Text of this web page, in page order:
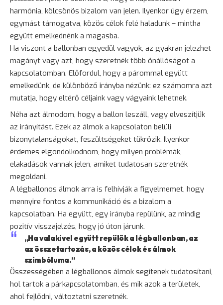
harmónia, kölcsönös bizalom van jelen. Ilyenkor úgy érzem,
egymást támogatva, közös célok felé haladunk – mintha
együtt emelkednénk a magasba.
Ha viszont a ballonban egyedül vagyok, az gyakran jelezhet
magányt vagy azt, hogy szeretnék több önállóságot a
kapcsolatomban. Előfordul, hogy a párommal együtt
emelkedünk, de különböző irányba nézünk: ez számomra azt
mutatja, hogy eltérő céljaink vagy vágyaink lehetnek.
Néha azt álmodom, hogy a ballon leszáll, vagy elveszítjük
az irányítást. Ezek az álmok a kapcsolaton belüli
bizonytalanságokat, feszültségeket tükrözik. Ilyenkor
érdemes elgondolkodnom, hogy milyen problémák,
elakadások vannak jelen, amiket tudatosan szeretnék
megoldani.
A légballonos álmok arra is felhívják a figyelmemet, hogy
mennyire fontos a kommunikáció és a bizalom a
kapcsolatban. Ha együtt, egy irányba repülünk, az mindig
pozitív visszajelzés, hogy jó úton járunk.
„Ha valakivel együtt repülök a légballonban, az
az összetartozás, a közös célok és álmok
szimbóluma.”
Összességében a légballonos álmok segítenek tudatosítani,
hol tartok a párkapcsolatomban, és mik azok a területek,
ahol fejlődni, változtatni szeretnék.